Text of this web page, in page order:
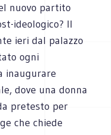
nuovo partito
ideologico? Il
ieri dal palazzo
ogni
inaugurare
dove una donna
pretesto per
che chiede